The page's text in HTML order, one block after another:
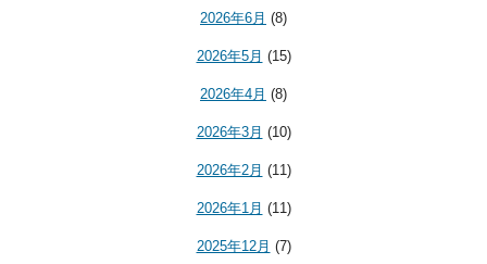
2026年6月 (8)
2026年5月 (15)
2026年4月 (8)
2026年3月 (10)
2026年2月 (11)
2026年1月 (11)
2025年12月 (7)